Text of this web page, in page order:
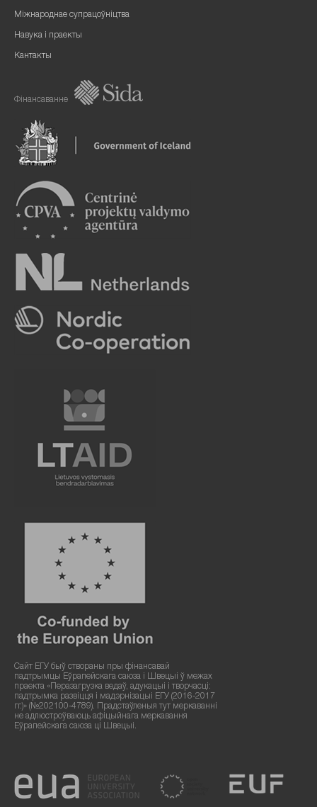
Міжнароднае супрацоўніцтва
Навука і праекты
Кантакты
Фінансаванне
Сайт ЕГУ быў створаны пры фінансавай
падтрымцы Еўрапейскага саюза і Швецыі ў межах
праекта «Перазагрузка ведаў, адукацыі і творчасці:
падтрымка развіцця і мадэрнізацыі ЕГУ (2016-2017
гг.)» (№202100-4789). Прадстаўленыя тут меркаванні
не адлюстроўваюць афіцыйнага меркавання
Еўрапейскага саюза ці Швецыі.